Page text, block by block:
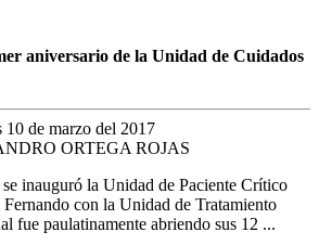
aniversario de la Unidad de Cuidados
10 de marzo del 2017
ORTEGA ROJAS
inauguró la Unidad de Paciente Crítico
con la Unidad de Tratamiento
fue paulatinamente abriendo sus 12 ...